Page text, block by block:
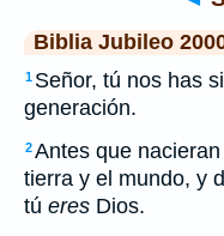
Biblia Jubileo
1 Señor, tú nos has
generación.
2Antes que
tierra y el mundo, y
tú eres Dios.